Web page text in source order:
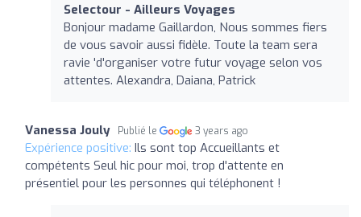
Selectour - Ailleurs Voyages
Bonjour madame Gaillardon, Nous sommes fiers
de vous savoir aussi fidèle. Toute la team sera
ravie 'd'organiser votre futur voyage selon vos
attentes. Alexandra, Daiana, Patrick
Vanessa Jouly Publié le 3 years ago
Expérience positive: Ils sont top Accueillants et
compétents Seul hic pour moi, trop d'attente en
présentiel pour les personnes qui téléphonent !